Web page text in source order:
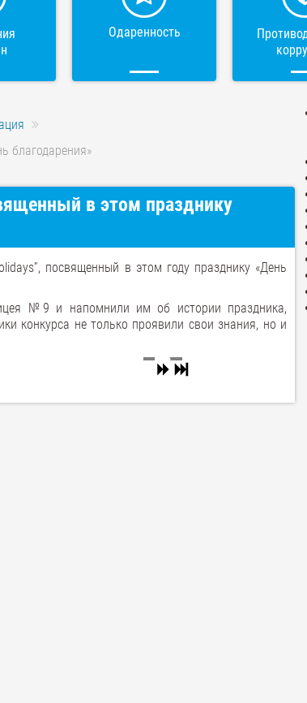
Одаренность
благодарения»
в этом празднику
посвященный в этом году празднику «День
№9 и напомнили им об истории праздника,
конкурса не только проявили свои знания, но и